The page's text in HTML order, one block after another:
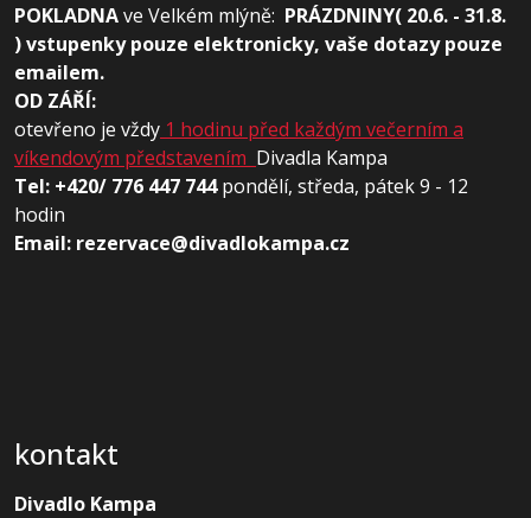
POKLADNAve Velkém mlýně: PRÁZDNINY( 20.6. - 31.8.
) vstupenky pouze elektronicky, vaše dotazy pouze
emailem.
OD ZÁŘÍ:
otevřeno je vždy 1 hodinu před každým večerním a
víkendovým představením Divadla Kampa
Tel: +420/ 776 447 744pondělí, středa, pátek 9 - 12
hodin
Email: rezervace@divadlokampa.cz
kontakt
Divadlo Kampa